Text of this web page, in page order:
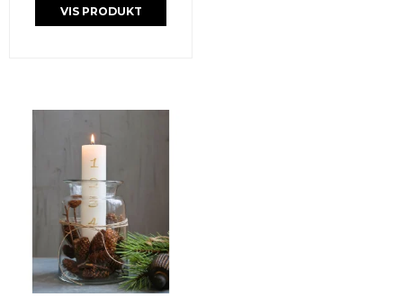
VIS PRODUKT